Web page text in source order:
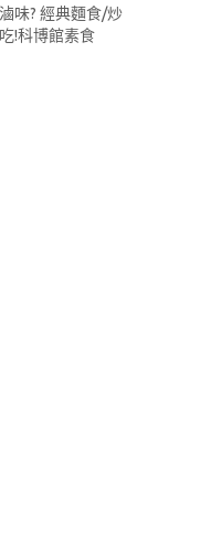
味? 經典麵食/炒
!科博館素食